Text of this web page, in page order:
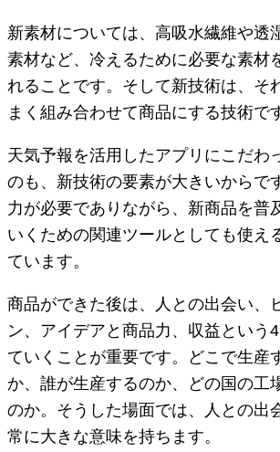
新素材については、高吸水繊維や透
素材など、冷えるために必要な素材
れることです。そして新技術は、そ
まく組み合わせて商品にする技術で
天気予報を活用したアプリにこだわ
のも、新技術の要素が大きいからで
力が必要でありながら、新商品を普
いくための関連ツールとしても使え
ています。
商品ができた後は、人との出会い、
ン、アイデアと商品力、収益という
ていくことが重要です。どこで生産
か、誰が生産するのか、どの国の工
のか。そうした場面では、人との出
常に大きな意味を持ちます。